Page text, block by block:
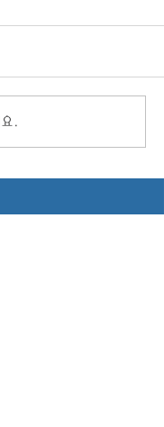
년회 예배
.